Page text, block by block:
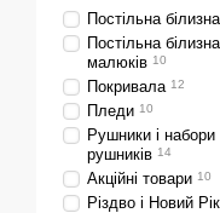
Постільна білизна
Постільна
малюків 10
Покривала 12
Пледи 10
Рушники і набори
рушників 14
Акційні товари 10
Різдво і Новий Рік